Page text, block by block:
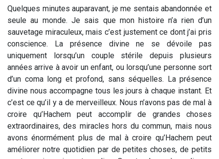
Quelques minutes auparavant, je me sentais abandonnée et
seule au monde. Je sais que mon histoire n’a rien d’un
sauvetage miraculeux, mais c’est justement ce dont j’ai pris
conscience. La présence divine ne se dévoile pas
uniquement lorsqu’un couple stérile depuis plusieurs
années arrive à avoir un enfant, ou lorsqu’une personne sort
d’un coma long et profond, sans séquelles. La présence
divine nous accompagne tous les jours à chaque instant. Et
c’est ce qu’il y a de merveilleux. Nous n’avons pas de mal à
croire qu’Hachem peut accomplir de grandes choses
extraordinaires, des miracles hors du commun, mais nous
avons énormément plus de mal à croire qu’Hachem peut
améliorer notre quotidien par de petites choses, de petits